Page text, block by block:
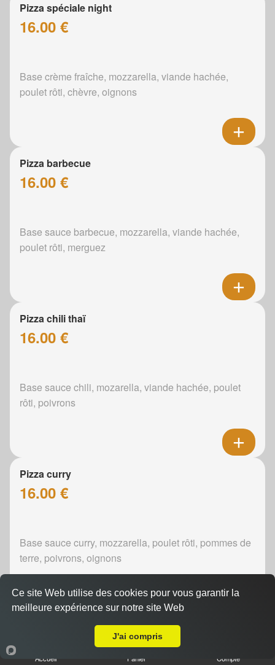
Pizza spéciale night
16.00 €
Base crème fraîche, mozzarella, viande hachée,
poulet rôti, chèvre, oignons
Pizza barbecue
16.00 €
Base sauce barbecue, mozzarella, viande hachée,
poulet rôti, merguez
Pizza chili thaï
16.00 €
Base sauce chili, mozarella, viande hachée, poulet
rôti, poivrons
Pizza curry
16.00 €
Base sauce curry, mozzarella, poulet rôti, pommes de
terre, poivrons, oignons
Accueil Panier Compte
Ce site Web utilise des cookies pour vous garantir la
meilleure expérience sur notre site Web
J'ai compris